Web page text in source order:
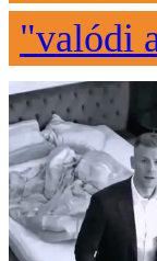
"valódi